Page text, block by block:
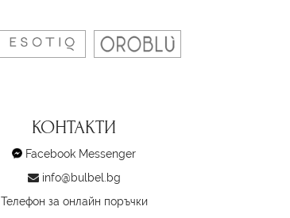
КОНТАКТИ
Facebook Messenger
info@bulbel.bg
Телефон за онлайн поръчки